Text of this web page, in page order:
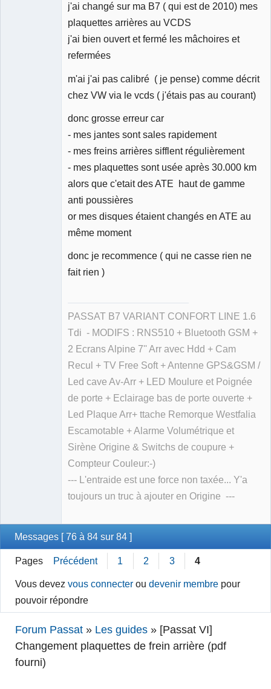
j'ai changé sur ma B7 ( qui est de 2010) mes
plaquettes arrières au VCDS
j'ai bien ouvert et fermé les mâchoires et
refermées
m'ai j'ai pas calibré ( je pense) comme décrit
chez VW via le vcds ( j'étais pas au courant)
donc grosse erreur car
- mes jantes sont sales rapidement
- mes freins arrières sifflent régulièrement
- mes plaquettes sont usée après 30.000 km
alors que c'etait des ATE haut de gamme
anti poussières
or mes disques étaient changés en ATE au
même moment
donc je recommence ( qui ne casse rien ne
fait rien )
PASSAT B7 VARIANT CONFORT LINE 1.6
Tdi - MODIFS : RNS510 + Bluetooth GSM +
2 Ecrans Alpine 7'' Arr avec Hdd + Cam
Recul + TV Free Soft + Antenne GPS&GSM /
Led cave Av-Arr + LED Moulure et Poignée
de porte + Eclairage bas de porte ouverte +
Led Plaque Arr+ ttache Remorque Westfalia
Escamotable + Alarme Volumétrique et
Sirène Origine & Switchs de coupure +
Compteur Couleur:-)
--- L'entraide est une force non taxée... Y'a
toujours un truc à ajouter en Origine ---
Messages [ 76 à 84 sur 84 ]
Pages Précédent 1 2 3 4
Vous devezvous connecter oudevenir membre pour
pouvoir répondre
Forum Passat » Les guides » [Passat VI]
Changement plaquettes de frein arrière (pdf
fourni)